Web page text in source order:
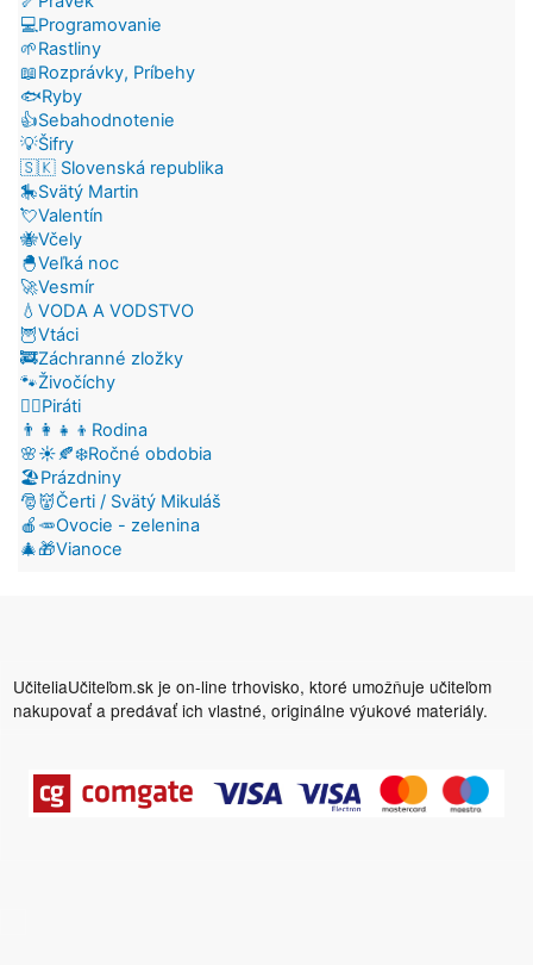
💻Programovanie
🌱Rastliny
📖Rozprávky, Príbehy
🐟Ryby
👍Sebahodnotenie
💡Šifry
🇸🇰 Slovenská republika
🎠Svätý Martin
💘Valentín
🐝Včely
🐣Veľká noc
🚀Vesmír
💧VODA A VODSTVO
🦉Vtáci
🚒Záchranné zložky
🐾Živočíchy
🏴‍☠️Piráti
👨‍👩‍👧‍👦Rodina
🌸☀️🍂❄️Ročné obdobia
🏖️Prázdniny
🎅👹Čerti / Svätý Mikuláš
🍎🥕Ovocie - zelenina
🎄🎁Vianoce
UčiteliaUčiteľom.sk je on-line trhovisko, ktoré umožňuje učiteľom
nakupovať a predávať ich vlastné, originálne výukové materiály.